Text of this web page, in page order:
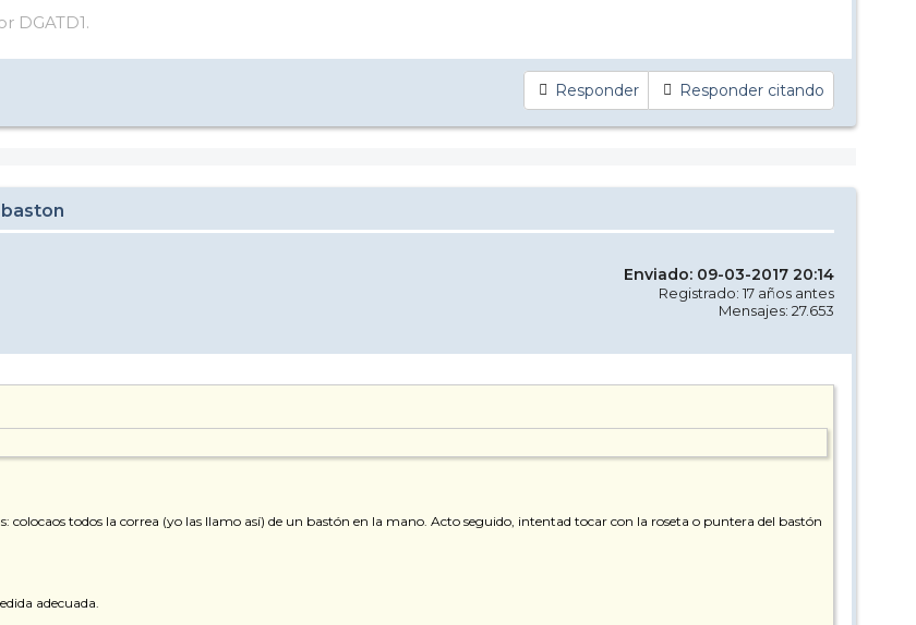
DGATD1.
Responder Responder citando
Enviado: 09-03-2017 20:14
Registrado: 17 años antes
Mensajes: 27.653
colocaos todos la correa (yo las llamo así) de un bastón en la mano. Acto seguido, intentad tocar con la roseta o puntera del bastón
adecuada.